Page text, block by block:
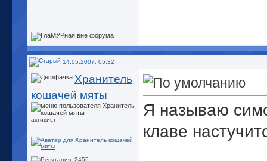
14.05.2007, 05:32
Хранитель
кошачей мяты
активист
Я называю
клаве